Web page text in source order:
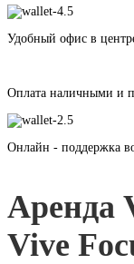
Удобный офис в
Оплата наличными и
Онлайн - поддержка
Аренда
Vive